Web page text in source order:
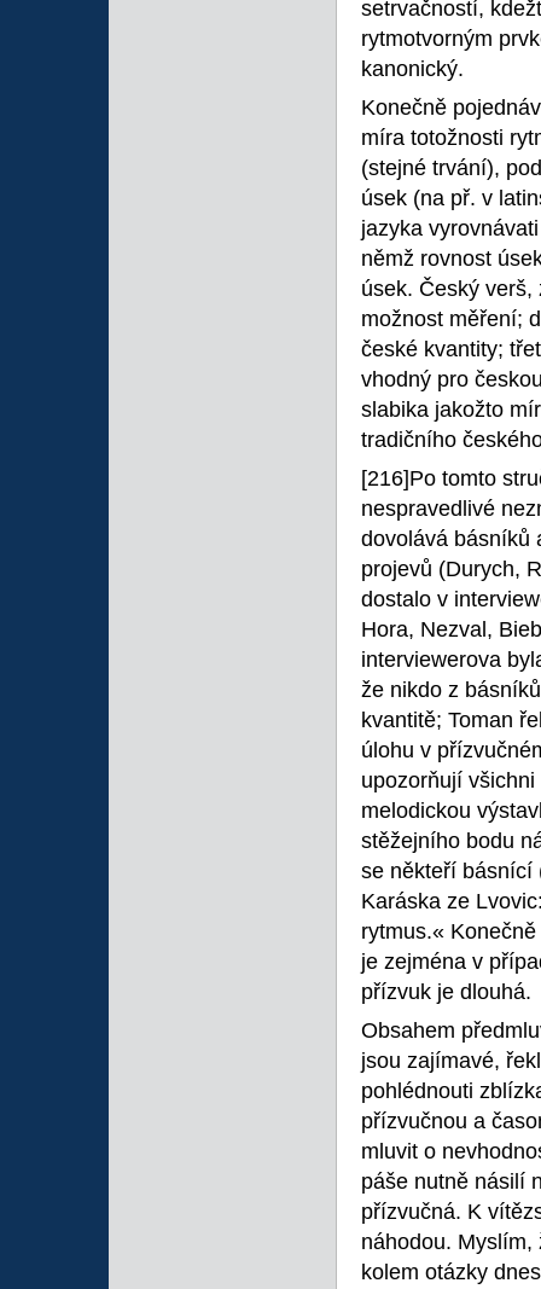
setrvačností,
rytmotvorným
kanonický.
Konečně
míra totožnosti
(stejné trvání),
úsek (na př. v
jazyka
němž rovnost
úsek. Český
možnost měření;
české kvantity;
vhodný pro
slabika jakožto
tradičního
[216]Po tomto
nespravedlivé
dovolává básníků
projevů (Durych,
dostalo v
Hora, Nezval,
interviewerova
že nikdo z
kvantitě; Toman
úlohu v
upozorňují
melodickou
stěžejního bodu
se někteří básnící
Karáska ze
rytmus.«
je zejména v
přízvuk je dlouhá.
Obsahem
jsou zajímavé,
pohlédnouti
přízvučnou a
mluvit o
páše nutně násilí
přízvučná. K
náhodou. Myslím,
kolem otázky